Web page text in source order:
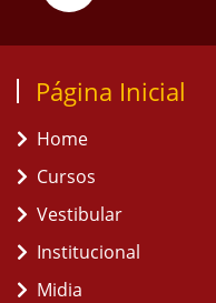
Página Inicial
Home
Cursos
Vestibular
Institucional
Midia